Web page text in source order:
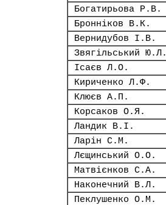
Богатирьова Р.В.
Бронніков В.К.
Вернидубов І.В.
Звягільський Ю.Л.
Ісаєв Л.О.
Кириченко Л.Ф.
Клюєв А.П.
Корсаков О.Я.
Ландик В.І.
Ларін С.М.
Лєщинський О.О.
Матвієнков С.А.
Наконечний В.Л.
Пеклушенко О.М.